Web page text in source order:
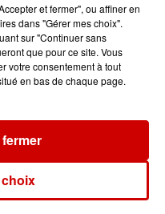
Voir plus
entrées pour le
et fermer", ou affiner en
dans "Gérer mes choix".
sur "Continuer sans
que pour ce site. Vous
votre consentement à tout
en bas de chaque page.